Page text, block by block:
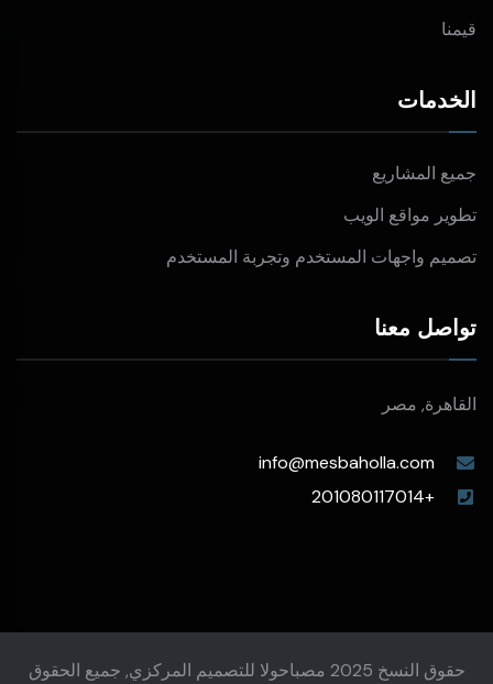
قيمنا
الخدمات
جميع المشاريع
تطوير مواقع الويب
تصميم واجهات المستخدم وتجربة المستخدم
تواصل معنا
القاهرة, مصر
info@mesbaholla.com
+201080117014
حقوق النسخ 2025 مصباحولا للتصميم المركزي, جميع الحقوق